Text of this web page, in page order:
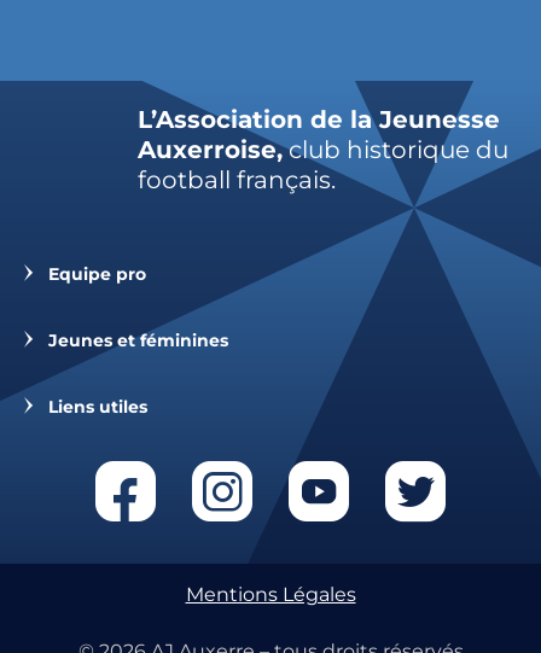
L’Association de la Jeunesse
Auxerroise,club historique du
football français.
Equipe pro
Jeunes et féminines
Liens utiles
Mentions Légales